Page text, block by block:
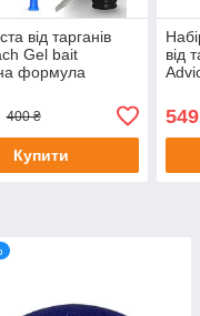
від тарганів
Gel bait
формула
Без етикетки
400 ₴
Купити
від
549